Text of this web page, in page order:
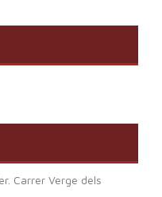
Carrer Verge dels